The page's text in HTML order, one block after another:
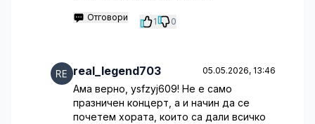
Отговори 1 0
real_legend703 05.05.2026, 13:46
Ама верно, ysfzyj609! Не е само
празничен концерт, а и начин да се
почетем хората, които са дали всичко